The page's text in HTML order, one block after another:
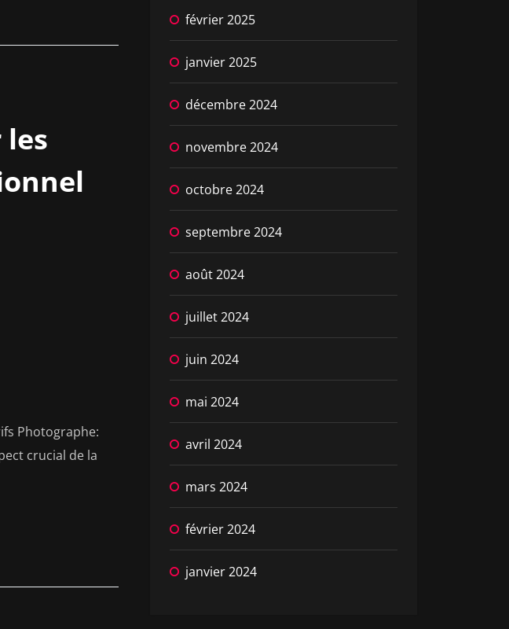
Photographe:
crucial de la
février 2025
janvier 2025
décembre 2024
novembre 2024
octobre 2024
septembre 2024
août 2024
juillet 2024
juin 2024
mai 2024
avril 2024
mars 2024
février 2024
janvier 2024